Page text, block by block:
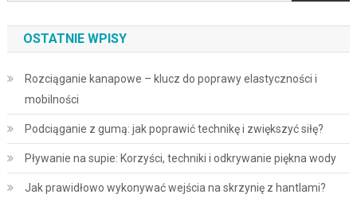
OSTATNIE WPISY
Rozciąganie kanapowe – klucz do poprawy elastyczności i
mobilności
Podciąganie z gumą: jak poprawić technikę i zwiększyć siłę?
Pływanie na supie: Korzyści, techniki i odkrywanie piękna wody
Jak prawidłowo wykonywać wejścia na skrzynię z hantlami?